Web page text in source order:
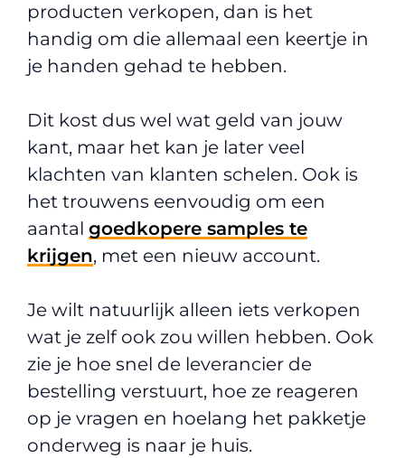
producten verkopen, dan is het
handig om die allemaal een keertje in
je handen gehad te hebben.
Dit kost dus wel wat geld van jouw
kant, maar het kan je later veel
klachten van klanten schelen. Ook is
het trouwens eenvoudig om een
aantal goedkopere samples te
krijgen, met een nieuw account.
Je wilt natuurlijk alleen iets verkopen
wat je zelf ook zou willen hebben. Ook
zie je hoe snel de leverancier de
bestelling verstuurt, hoe ze reageren
op je vragen en hoelang het pakketje
onderweg is naar je huis.